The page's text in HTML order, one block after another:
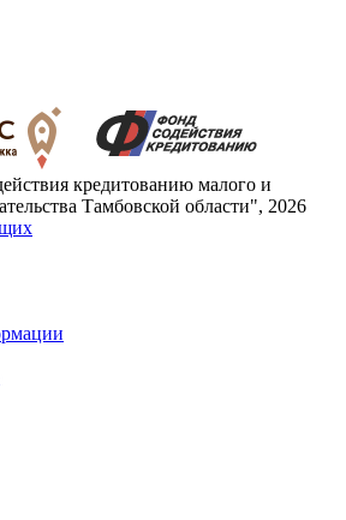
кредитованию малого и
Тамбовской области", 2026